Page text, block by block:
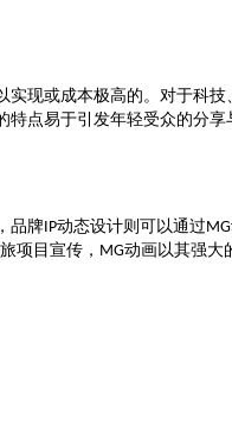
现或成本极高的。对于科
点易于引发年轻受众的分
品牌 IP动态设计则可以通过 MG
项目宣传， MG动画以其强大